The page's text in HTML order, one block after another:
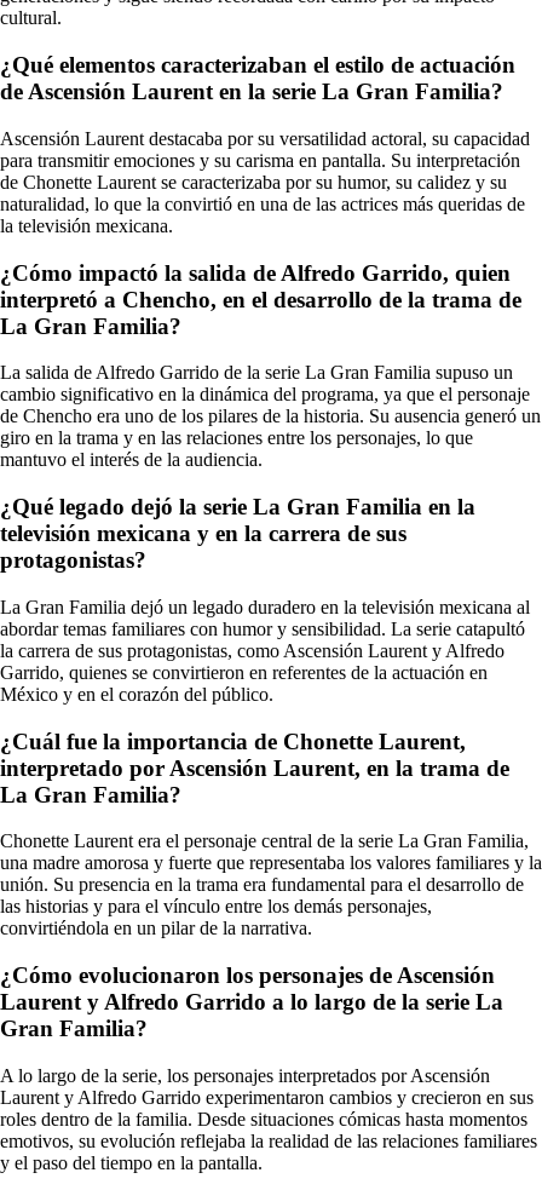
cultural.
¿Qué elementos caracterizaban el estilo de actuación
de Ascensión Laurent en la serie La Gran Familia?
Ascensión Laurent destacaba por su versatilidad actoral, su capacidad
para transmitir emociones y su carisma en pantalla. Su interpretación
de Chonette Laurent se caracterizaba por su humor, su calidez y su
naturalidad, lo que la convirtió en una de las actrices más queridas de
la televisión mexicana.
¿Cómo impactó la salida de Alfredo Garrido, quien
interpretó a Chencho, en el desarrollo de la trama de
La Gran Familia?
La salida de Alfredo Garrido de la serie La Gran Familia supuso un
cambio significativo en la dinámica del programa, ya que el personaje
de Chencho era uno de los pilares de la historia. Su ausencia generó un
giro en la trama y en las relaciones entre los personajes, lo que
mantuvo el interés de la audiencia.
¿Qué legado dejó la serie La Gran Familia en la
televisión mexicana y en la carrera de sus
protagonistas?
La Gran Familia dejó un legado duradero en la televisión mexicana al
abordar temas familiares con humor y sensibilidad. La serie catapultó
la carrera de sus protagonistas, como Ascensión Laurent y Alfredo
Garrido, quienes se convirtieron en referentes de la actuación en
México y en el corazón del público.
¿Cuál fue la importancia de Chonette Laurent,
interpretado por Ascensión Laurent, en la trama de
La Gran Familia?
Chonette Laurent era el personaje central de la serie La Gran Familia,
una madre amorosa y fuerte que representaba los valores familiares y la
unión. Su presencia en la trama era fundamental para el desarrollo de
las historias y para el vínculo entre los demás personajes,
convirtiéndola en un pilar de la narrativa.
¿Cómo evolucionaron los personajes de Ascensión
Laurent y Alfredo Garrido a lo largo de la serie La
Gran Familia?
A lo largo de la serie, los personajes interpretados por Ascensión
Laurent y Alfredo Garrido experimentaron cambios y crecieron en sus
roles dentro de la familia. Desde situaciones cómicas hasta momentos
emotivos, su evolución reflejaba la realidad de las relaciones familiares
y el paso del tiempo en la pantalla.